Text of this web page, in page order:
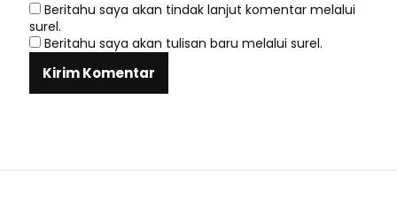
Beritahu saya akan tindak lanjut komentar melalui
surel.
Beritahu saya akan tulisan baru melalui surel.